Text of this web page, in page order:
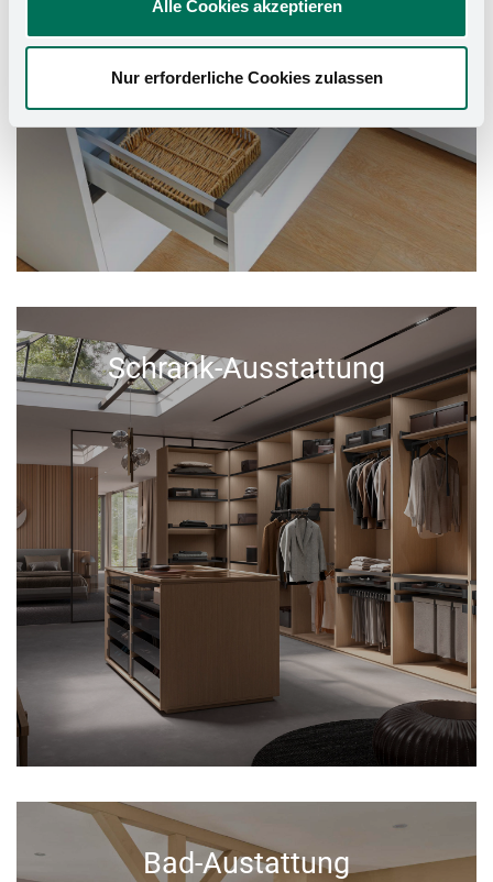
Alle Cookies akzeptieren
Nur erforderliche Cookies zulassen
Schrank-Ausstattung
Bad-Austattung